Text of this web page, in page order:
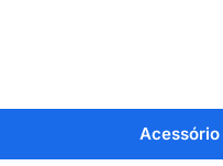
Acessório